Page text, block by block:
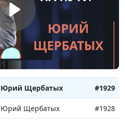
Юрий Щербатых
Юрий Щербатых
Юрий Щербатых
Юрий Щербатых #1929
Юрий Щербатых #1928